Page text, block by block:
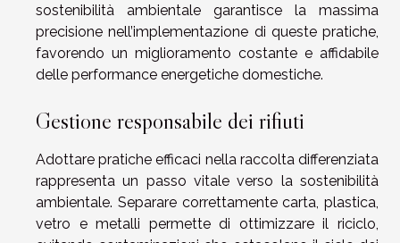
sostenibilità ambientale garantisce la massima
precisione nell’implementazione di queste pratiche,
favorendo un miglioramento costante e affidabile
delle performance energetiche domestiche.
Gestione responsabile dei rifiuti
Adottare pratiche efficaci nella raccolta differenziata
rappresenta un passo vitale verso la sostenibilità
ambientale. Separare correttamente carta, plastica,
vetro e metalli permette di ottimizzare il riciclo,